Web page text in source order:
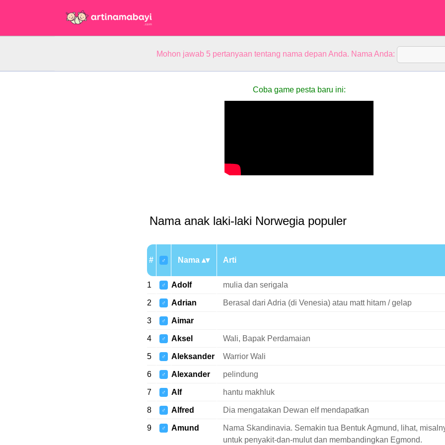
Mohon jawab 5 pertanyaan tentang nama depan Anda. Nama Anda:
Coba game pesta baru ini:
Nama anak laki-laki Norwegia populer
# ♂ Nama Arti
1 ♂ Adolf mulia dan serigala
2 ♂ Adrian Berasal dari Adria (di Venesia) atau matt hitam / gelap
3 ♂ Aimar
4 ♂ Aksel Wali, Bapak Perdamaian
5 ♂ Aleksander Warrior Wali
6 ♂ Alexander pelindung
7 ♂ Alf hantu makhluk
8 ♂ Alfred Dia mengatakan Dewan elf mendapatkan
9 ♂ Amund
Nama Skandinavia. Semakin tua Bentuk Agmund, lihat,
untuk penyakit-dan-mulut dan membandingkan Egmond.